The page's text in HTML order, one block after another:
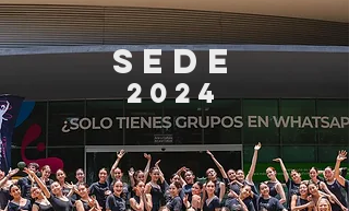
SEDE
2024